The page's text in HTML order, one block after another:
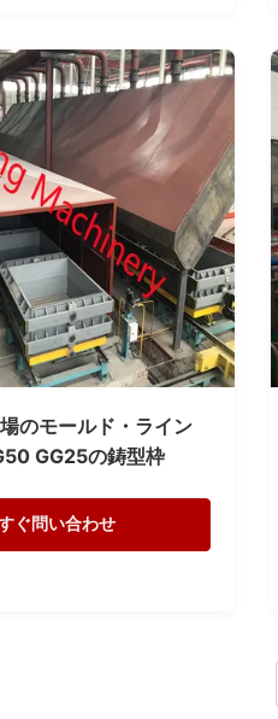
のモールド・ライン
GG25の鋳型枠
ぐ問い合わせ